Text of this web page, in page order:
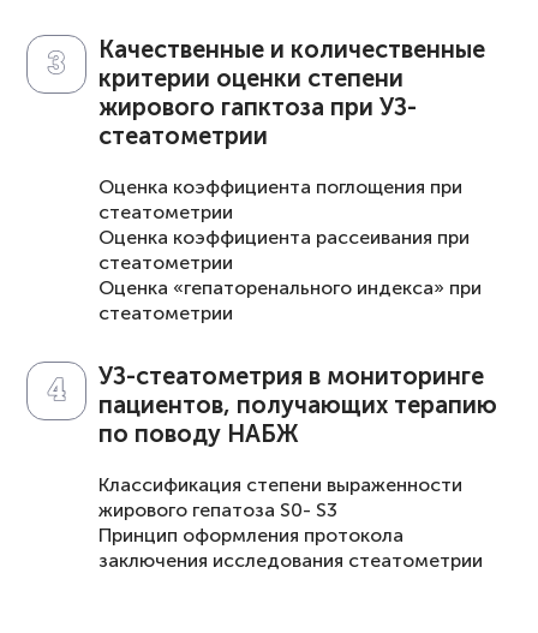
Качественные и количественные
критерии оценки степени
жирового гапктоза при УЗ-
стеатометрии
Оценка коэффициента поглощения при
стеатометрии
Оценка коэффициента рассеивания при
стеатометрии
Оценка «гепаторенального индекса» при
стеатометрии
УЗ-стеатометрия в мониторинге
пациентов, получающих терапию
по поводу НАБЖ
Классификация степени выраженности
жирового гепатоза S0- S3
Принцип оформления протокола
заключения исследования стеатометрии